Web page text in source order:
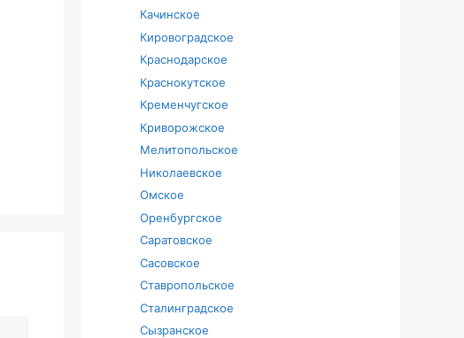
Качинское
Кировоградское
Краснодарское
Краснокутское
Кременчугское
Криворожское
Мелитопольское
Николаевское
Омское
Оренбургское
Саратовское
Сасовское
Ставропольское
Сталинградское
Сызранское